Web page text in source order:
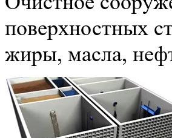
поверхностных
жиры, масла,